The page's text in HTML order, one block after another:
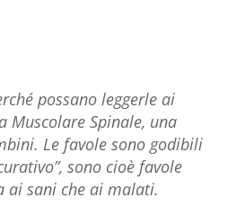
possano leggerle ai
Muscolare Spinale, una
Le favole sono godibili
sono cioè favole
ai sani che ai malati.